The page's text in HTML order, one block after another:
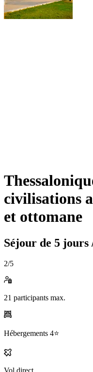
civilisations
et ottomane
Séjour de 5 jours
2/5
21 participants max.
Hébergements 4⭐️
Vol direct